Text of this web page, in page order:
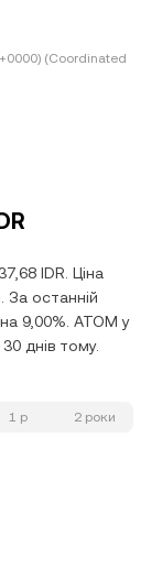
(Coordinated
IDR. Ціна
За останній
9,00%. ATOM у
днів тому.
1 р 2 роки